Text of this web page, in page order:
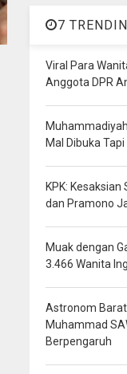
7
Viral Para
Anggota DPR
Mal Dibuka
KPK:
dan Pramono
Muak dengan
3.466 Wanita
Astronom
Muhammad
Berpengaruh